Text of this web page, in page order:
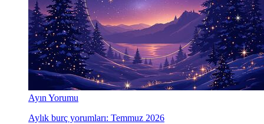
Ayın Yorumu
Aylık burç yorumları: Temmuz 2026